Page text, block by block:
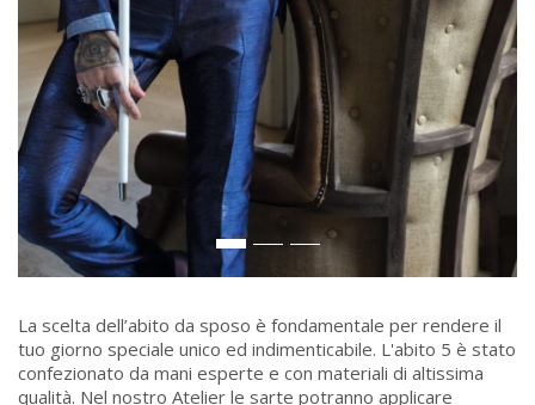
La scelta dell’abito da sposo è fondamentale per rendere il
tuo giorno speciale unico ed indimenticabile. L'abito 5 è stato
confezionato da mani esperte e con materiali di altissima
qualità. Nel nostro Atelier le sarte potranno applicare